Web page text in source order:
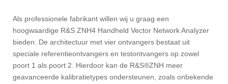
Als professionele fabrikant willen wij u graag een
hoogwaardige R&S ZNH4 Handheld Vector Network Analyzer
bieden. De architectuur met vier ontvangers bestaat uit
speciale referentieontvangers en testontvangers op zowel
poort 1 als poort 2. Hierdoor kan de R&S®ZNH meer
geavanceerde kalibratietypes ondersteunen, zoals onbekende